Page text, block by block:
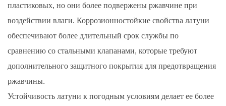
пластиковых, но они более подвержены ржавчине при
воздействии влаги. Коррозионностойкие свойства латуни
обеспечивают более длительный срок службы по
сравнению со стальными клапанами, которые требуют
дополнительного защитного покрытия для предотвращения
ржавчины.
Устойчивость латуни к погодным условиям делает ее более